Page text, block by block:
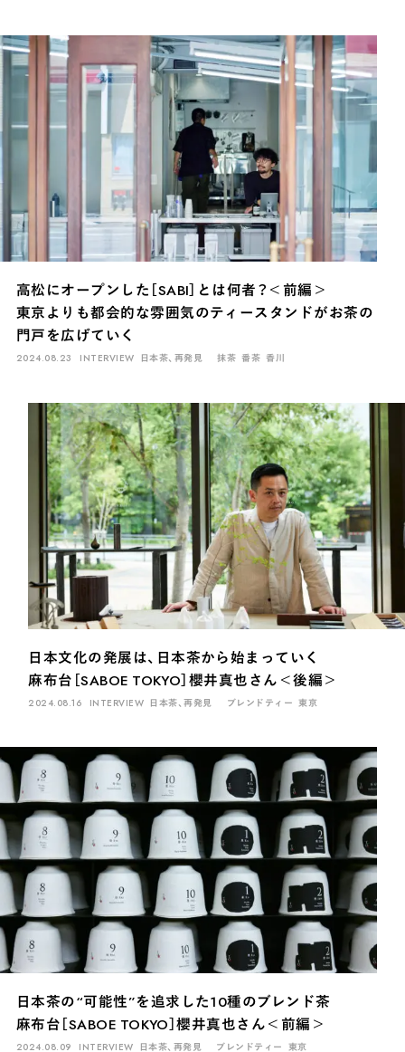
高松にオープンした［SABI］とは何者？＜前編＞
東京よりも都会的な雰囲気のティースタンドがお茶の
門戸を広げていく
2024.08.23 INTERVIEW 日本茶、再発見 抹茶 番茶 香川
日本文化の発展は、日本茶から始まっていく
麻布台［SABOE TOKYO］櫻井真也さん＜後編＞
2024.08.16 INTERVIEW 日本茶、再発見 ブレンドティー 東京
日本茶の“可能性”を追求した10種のブレンド茶
麻布台［SABOE TOKYO］櫻井真也さん＜前編＞
2024.08.09 INTERVIEW 日本茶、再発見 ブレンドティー 東京